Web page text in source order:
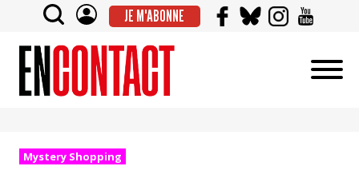
JE M'ABONNE
Mystery Shopping